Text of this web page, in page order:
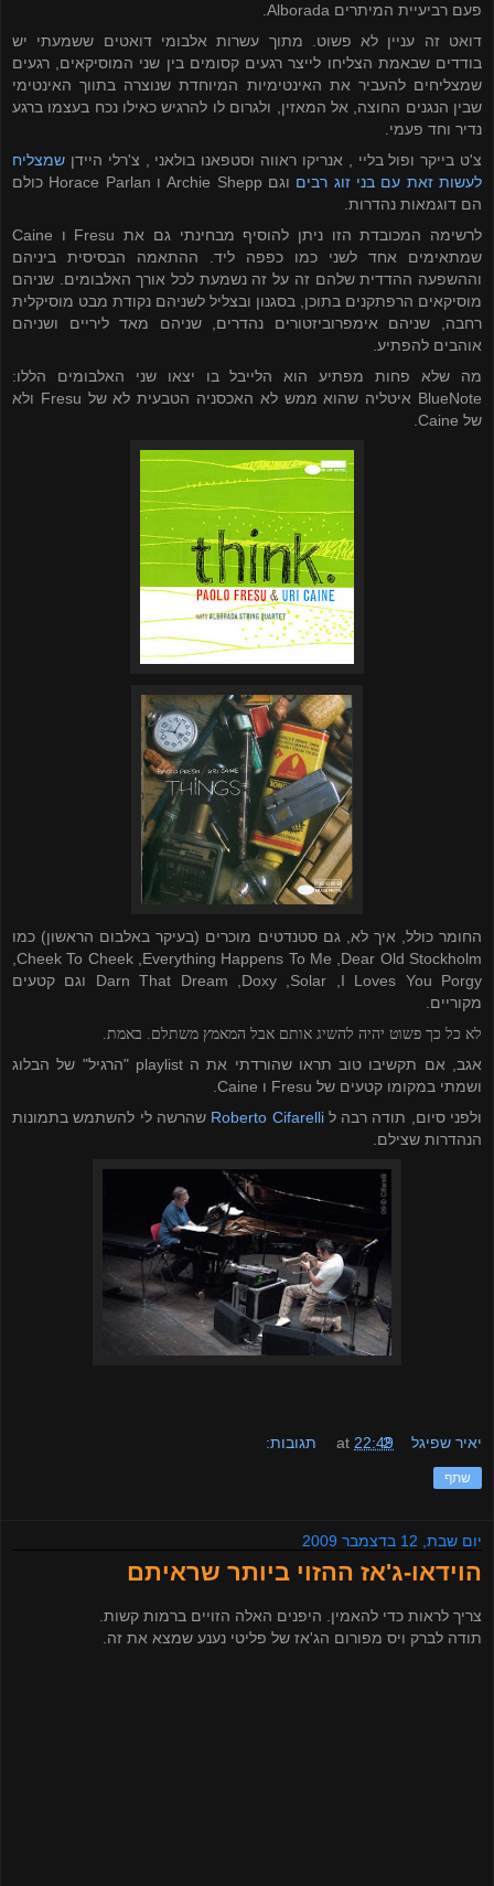
פעם רביעיית המיתרים Alborada
דואט זה עניין לא פשוט. מתוך עשרות אלבומי דואטים ששמעתי יש
בודדים שבאמת הצליחו לייצר רגעים קסומים בין שני המוסיקאים, רגעים
שמצליחים להעביר את האינטימיות המיוחדת שנוצרה בתווך האינטימי
שבין הנגנים החוצה, אל המאזין, ולגרום לו להרגיש כאילו נכח בעצמו ברגע
נדיר וחד פעמי.
צ'ט בייקרופול בליי , אנריקו ראווה וסטפאנו בולאני , צ'רלי היידן שמצליח
לעשות זאת עם בני זוג רבים וגם Archie Sheppו Horace Parlan כולם
הם דוגמאות נהדרות.
לרשימה המכובדת הזו ניתן להוסיף מבחינתי גם את Fresu ו Caine
שמתאימים אחד לשני כמו כפפה ליד. ההתאמה הבסיסית ביניהם
וההשפעה ההדדית שלהם זה על זה נשמעת לכל אורך האלבומים. שניהם
מוסיקאים הרפתקנים בתוכן, בסגנון ובצליל לשניהם נקודת מבט מוסיקלית
רחבה, שניהם אימפרוביזטורים נהדרים, שניהם מאד ליריים ושניהם
אוהבים להפתיע.
מה שלא פחות מפתיע הוא הלייבל בו יצאו שני האלבומים הללו:
BlueNote איטליה שהוא ממש לא האכסניה הטבעית לא של Fresu ולא
של Caine
החומר כולל, איך לא, גם סטנדטים מוכרים (בעיקר באלבום הראשון) כמו
Dear Old Stockholm
Everything Happens To Me
,
Cheek To Cheek
I Loves You Porgy
Solar
Doxy
Darn That Dream וגם קטעים
מקוריים.
לא כל כך פשוט יהיה להשיג אותם אבל המאמץ משתלם. באמת.
אגב, אם תקשיבו טוב תראו שהורדתי את ה playlist
"הרגיל" של הבלוג
ושמתי במקומו קטעים של Fresu
ו Caine
ולפני סיום, תודה רבה לRoberto Cifarelli שהרשה לי להשתמש בתמונות
הנהדרות שצילם.
יאיר שפיגל at 22:49
2 תגובות:
שתף
יום שבת, 12 בדצמבר 2009
הוידאו-ג'אז ההזוי ביותר שראיתם
צריך לראות כדי להאמין. היפנים האלה הזויים ברמות קשות.
תודה לברק ויס מפורום הג'אז של פליטי נענע שמצא את זה.